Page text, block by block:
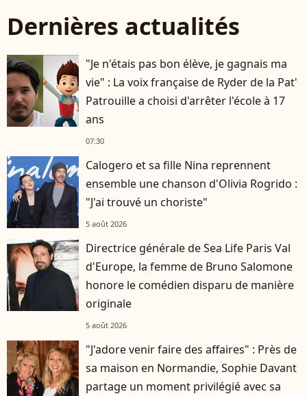
Dernières actualités
"Je n'étais pas bon élève, je gagnais ma
vie" : La voix française de Ryder de la Pat'
Patrouille a choisi d'arrêter l'école à 17
ans
07:30
Calogero et sa fille Nina reprennent
ensemble une chanson d'Olivia Rogrido :
"J'ai trouvé un choriste"
5 août 2026
Directrice générale de Sea Life Paris Val
d'Europe, la femme de Bruno Salomone
honore le comédien disparu de manière
originale
5 août 2026
"J'adore venir faire des affaires" : Près de
sa maison en Normandie, Sophie Davant
partage un moment privilégié avec sa